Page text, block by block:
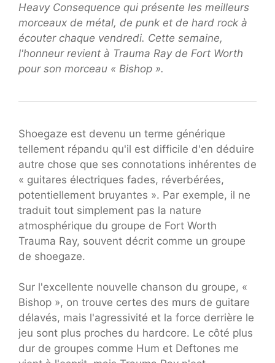
Heavy Consequence qui présente les meilleurs
morceaux de métal, de punk et de hard rock à
écouter chaque vendredi. Cette semaine,
l'honneur revient à Trauma Ray de Fort Worth
pour son morceau « Bishop ».
Shoegaze est devenu un terme générique
tellement répandu qu'il est difficile d'en déduire
autre chose que ses connotations inhérentes de
« guitares électriques fades, réverbérées,
potentiellement bruyantes ». Par exemple, il ne
traduit tout simplement pas la nature
atmosphérique du groupe de Fort Worth
Trauma Ray, souvent décrit comme un groupe
de shoegaze.
Sur l'excellente nouvelle chanson du groupe, «
Bishop », on trouve certes des murs de guitare
délavés, mais l'agressivité et la force derrière le
jeu sont plus proches du hardcore. Le côté plus
dur de groupes comme Hum et Deftones me